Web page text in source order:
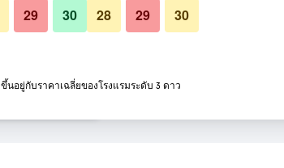
เช็คดีล รูปภาพของ Premier Inn Epsom South
29 30 28 29 30
ขึ้นอยู่กับราคาเฉลี่ยของโรงแรมระดับ 3 ดาว